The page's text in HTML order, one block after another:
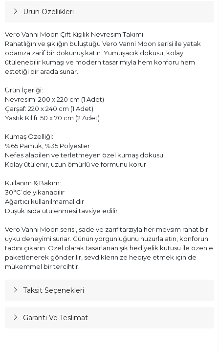
Ürün Özellikleri
Vero Vanni Moon Çift Kişilik Nevresim Takımı
Rahatlığın ve şıklığın buluştuğu Vero Vanni Moon serisi ile yatak
odanıza zarif bir dokunuş katın. Yumuşacık dokusu, kolay
ütülenebilir kumaşı ve modern tasarımıyla hem konforu hem
estetiği bir arada sunar.
Ürün İçeriği:
Nevresim: 200 x 220 cm (1 Adet)
Çarşaf: 220 x 240 cm (1 Adet)
Yastık Kılıfı: 50 x 70 cm (2 Adet)
Kumaş Özelliği:
%65 Pamuk, %35 Polyester
Nefes alabilen ve terletmeyen özel kumaş dokusu
Kolay ütülenir, uzun ömürlü ve formunu korur
Kullanım & Bakım:
30°C’de yıkanabilir
Ağartıcı kullanılmamalıdır
Düşük ısıda ütülenmesi tavsiye edilir
Vero Vanni Moon serisi, sade ve zarif tarzıyla her mevsim rahat bir
uyku deneyimi sunar. Günün yorgunluğunu huzurla atın, konforun
tadını çıkarın. Özel olarak tasarlanan şık hediyelik kutusu ile özenle
paketlenerek gönderilir, sevdiklerinize hediye etmek için de
mükemmel bir tercihtir.
Taksit Seçenekleri
Garanti Ve Teslimat